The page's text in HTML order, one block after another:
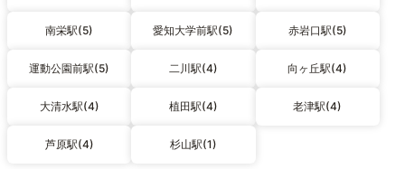
南栄駅(5) 愛知大学前駅(5) 赤岩口駅(5)
運動公園前駅(5) 二川駅(4) 向ヶ丘駅(4)
大清水駅(4) 植田駅(4) 老津駅(4)
芦原駅(4) 杉山駅(1)